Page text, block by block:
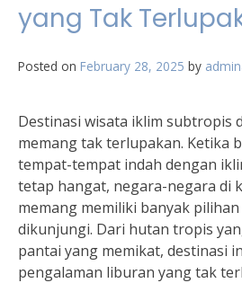
yang Tak
Posted on February 28, 2025 by
Destinasi wisata iklim subtropis
memang tak terlupakan. Ketika
tempat-tempat indah dengan
tetap hangat, negara-negara di
memang memiliki banyak
dikunjungi. Dari hutan tropis
pantai yang memikat, destinasi
pengalaman liburan yang tak